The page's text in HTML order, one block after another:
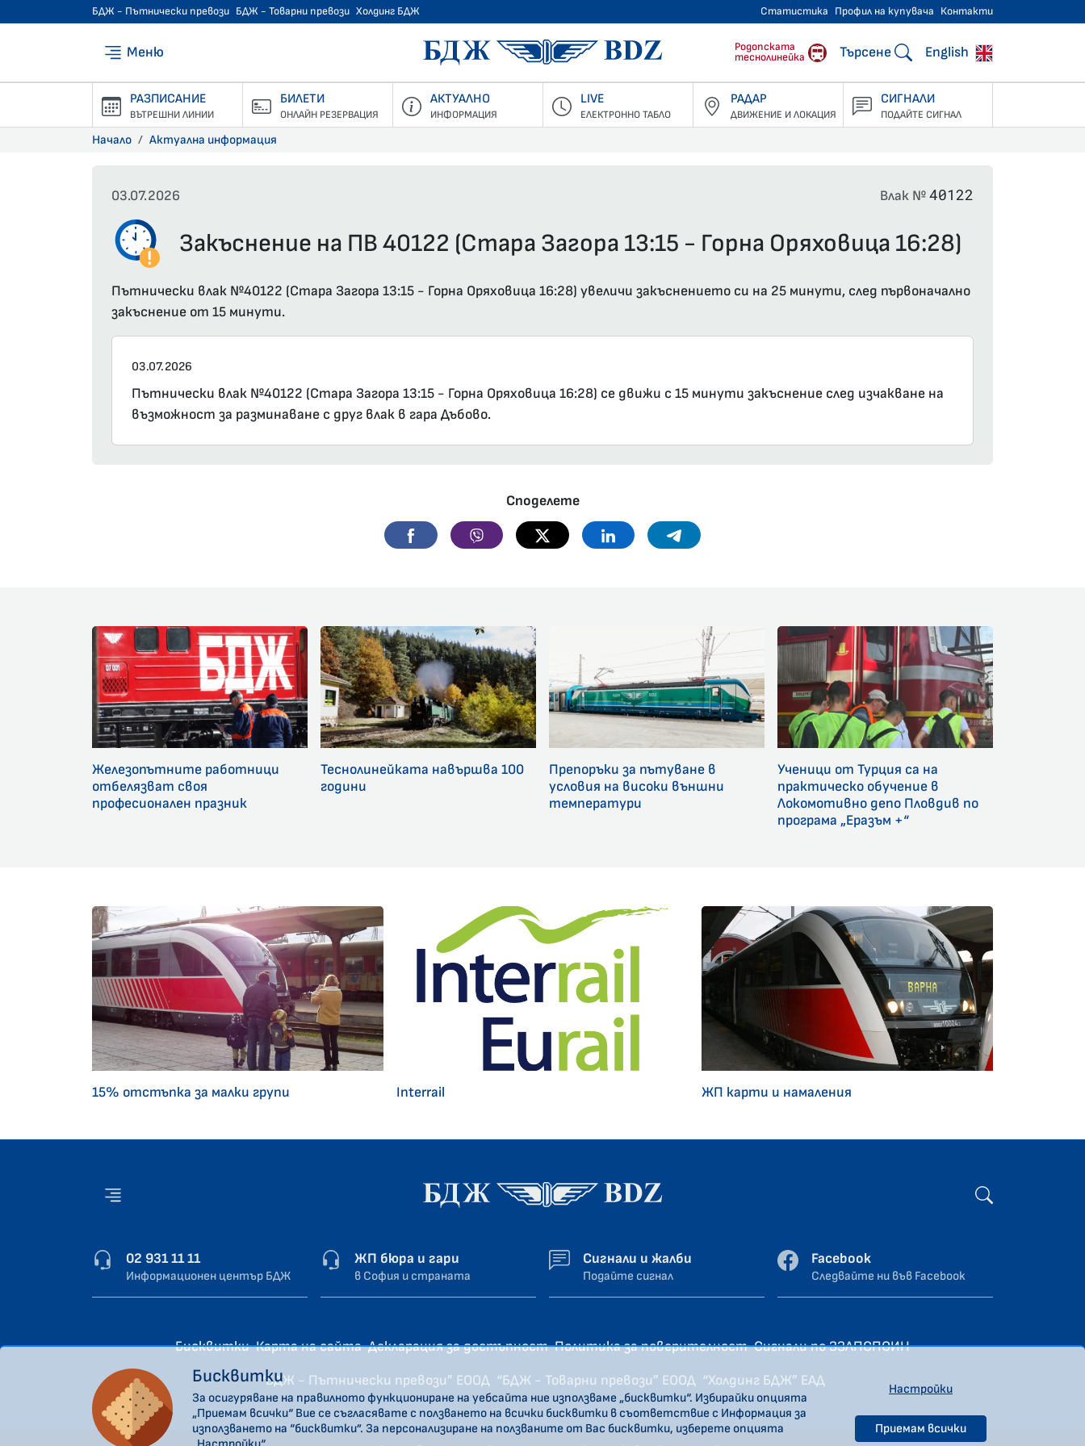
БДЖ - Пътнически превози БДЖ - Товарни превози Холдинг БДЖ Статистика Профил на купувача Контакти
Меню БДЖ - Пътнически превози
Родопската
теснолинейка
Търсене English
РАЗПИСАНИЕ
ВЪТРЕШНИ ЛИНИИ
БИЛЕТИ
ОНЛАЙН РЕЗЕРВАЦИЯ
АКТУАЛНО
ИНФОРМАЦИЯ
LIVE
ЕЛЕКТРОННО ТАБЛО
РАДАР
ДВИЖЕНИЕ И ЛОКАЦИЯ
СИГНАЛИ
ПОДАЙТЕ СИГНАЛ
Начало Актуална информация
03.07.2026 Влак №40122
Закъснение на ПВ 40122 (Стара Загора 13:15 - Горна Оряховица 16:28)
Пътнически влак №40122 (Стара Загора 13:15 - Горна Оряховица 16:28) увеличи закъснението си на 25 минути, след първоначално
закъснение от 15 минути.
03.07.2026
Пътнически влак №40122 (Стара Загора 13:15 - Горна Оряховица 16:28) се движи с 15 минути закъснение след изчакване на
възможност за разминаване с друг влак в гара Дъбово.
Споделете
Facebook Viber Twitter Linkedin Telegram
Железопътните работници
отбелязват своя
професионален празник
Теснолинейката навършва 100
години
Препоръки за пътуване в
условия на високи външни
температури
Ученици от Турция са на
практическо обучение в
Локомотивно депо Пловдив по
програма „Еразъм +“
15% отстъпка за малки групи Interrail ЖП карти и намаления
02 931 11 11
Информационен център БДЖ
ЖП бюра и гари
в София и страната
Сигнали и жалби
Подайте сигнал
Facebook
Следвайте ни във Facebook
Бисквитки Карта на сайта Декларация за достъпност Политика за поверителност Сигнали по ЗЗЛПСПОИН
“БДЖ - Пътнически превози” ЕООД “БДЖ - Товарни превози” ЕООД “Холдинг БДЖ” ЕАД
Бисквитки
За осигуряване на правилното функциониране на уебсайта ние използваме „бисквитки“. Избирайки опцията
„Приемам всички“ Вие се съгласявате с ползването на всички бисквитки в съответствие с Информация за
използването на “бисквитки”. За персонализиране на ползваните от Вас бисквитки, изберете опцията
Настройки
Приемам всички